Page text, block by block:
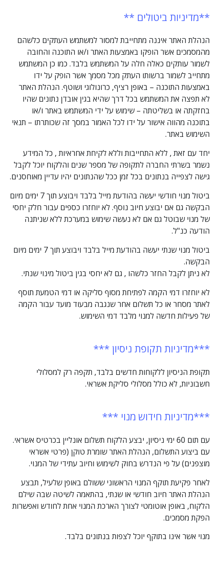
**מדיניות ביטולים **
הנהלת האתר איננה מתחייבת למסור למשתמש העתקים כלשהם
מהמסמכים אשר הופקו באמצעות האתר ו/או התוכנה והחובה
לשמור עותקים כאלה חלה על המשתמש בלבד. כמו כן המשתמש
מתחייב לשמור ברשותו העתק מכל מסמך אשר הופק על ידו
באמצעות התוכנה – באופן רציף, כרונולוגי ושוטף. הנהלת האתר
לא תפצה את המשתמש בכל דרך שהיא בגין אובדן נתונים שהיו
בחזקתה או בשליטתה – שימוש על ידי המשתמש באתר ו/או
בתוכנה מהווה אישור על ידו לכל האמור במסך זה שכותרתו – תנאי
השימוש באתר.
יחד עם זאת , ללא התחייבות וללא לקיחת אחראיות , כל המידע
נשמר בשרתי החברה לתקופה של מספר שנים והלקוח יוכל לקבל
גישה לצפייה בנתונים בכל זמן ככל שהנתונים יהיו עדיין מאוחסנים.
ביטול מנוי חודשי יעשה בהודעת מייל בלבד ויבוצע תוך 7 ימים מיום
הבקשה גם אם יבוצע חיוב נוסף. לא יוחזרו כספים עבור חלק יחסי
של מנוי שבוטל גם אם לא נעשה שימוש במערכת ללא שניתנה
הודעה כנ"ל.
ביטול מנוי שנתי יעשה בהודעת מייל בלבד ויבוצע תוך 7 ימים מיום
הבקשה.
לא ניתן לקבל החזר כלשהו , גם לא יחסי בגין ביטול מינוי שנתי.
לא יוחזרו דמי הקמה לפתיחת מסוף סליקה או דמי הטמעת תוסף
לאתר מסחר או כל תשלום אחר שנגבה מבעוד מועד עבור הקמה
של פעילות חדשה למנוי מלבד דמי השימוש.
***מדיניות תקופת ניסיון ***
תקופת הניסיון ללקוחות חדשים בלבד, תקפה רק למסלולי
חשבוניות, לא כולל מסלולי סליקת אשראי.
***מדיניות חידוש מנוי ***
עם תום 60 ימי ניסיון, יבצע הלקוח תשלום אונליין בכרטיס אשראי.
עם ביצוע התשלום, הנהלת האתר שומרת טוקן (פרטי אשראי
מוצפנים) על פי הנדרש בחוק לשימוש וחיוב עתידי של המנוי.
לאחר פקיעת תוקף המנוי הראשוני ששולם באופן שלעיל, תבצע
הנהלת האתר חיוב חודשי או שנתי, בהתאמה לשיטה שבה שילם
הלקוח, באופן אוטומטי לצורך הארכת המנוי אחת לחודש ואפשרות
הפקת מסמכים.
מנוי אשר אינו בתוקף יוכל לצפות בנתונים בלבד.